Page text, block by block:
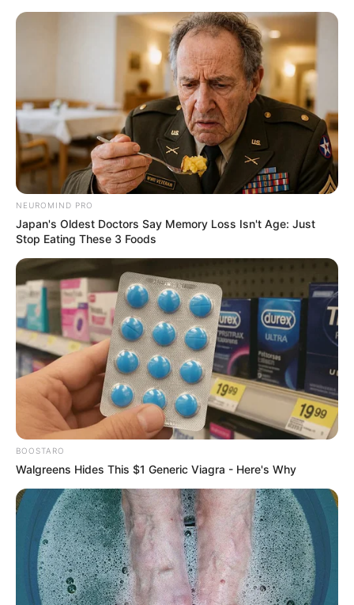
NEUROMIND PRO
Japan's Oldest Doctors Say Memory Loss Isn't Age: Just
Stop Eating These 3 Foods
BOOSTARO
Walgreens Hides This $1 Generic Viagra - Here's Why